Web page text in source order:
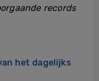
records
het dagelijks